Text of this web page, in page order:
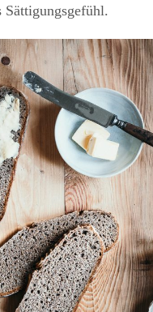
Sättigungsgefühl.